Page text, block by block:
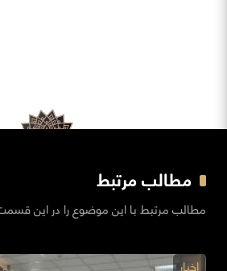
مطالب مرتبط
مطالب مرتبط با این موضوع را در این